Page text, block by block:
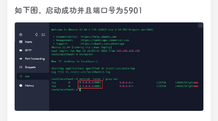
如下图，启动成功并且端口号为5901